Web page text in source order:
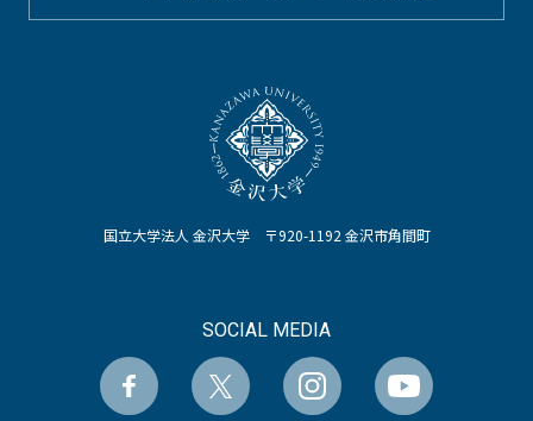
国立大学法人 金沢大学 〒920-1192 金沢市角間町
SOCIAL MEDIA